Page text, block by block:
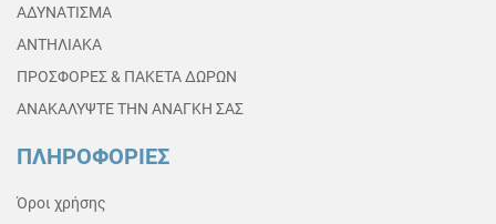
ΑΔΥΝΑΤΙΣΜΑ
ΑΝΤΗΛΙΑΚΑ
ΠΡΟΣΦΟΡΕΣ & ΠΑΚΕΤΑ ΔΩΡΩΝ
ΑΝΑΚΑΛΥΨΤΕ ΤΗΝ ΑΝΑΓΚΗ ΣΑΣ
ΠΛΗΡΟΦΟΡΙΕΣ
Όροι χρήσης